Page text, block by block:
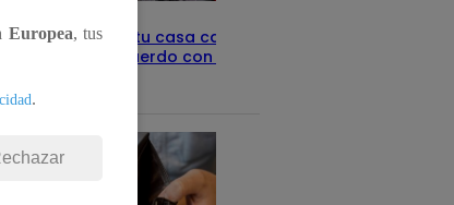
con tu DNI si tu casa califica
pobre, de acuerdo con el Sisfoh
Europea, tus
.